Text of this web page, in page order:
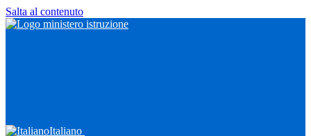
Salta al contenuto
Italiano